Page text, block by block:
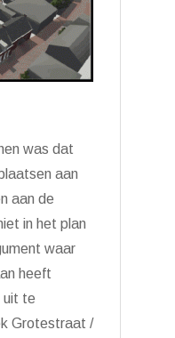
was dat
aan
aan de
in het plan
waar
heeft
uit te
Grotestraat /